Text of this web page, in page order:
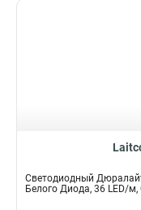
Светодиодный
Белого Диода, 36 LED/м,